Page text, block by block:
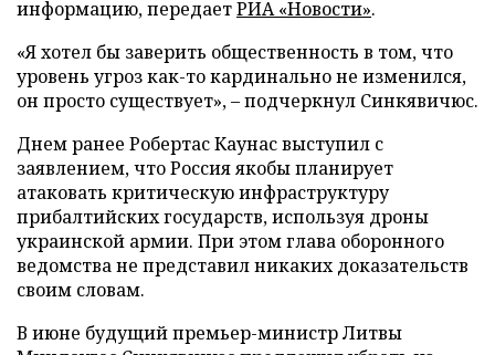
информацию, передаетРИА «Новости».
«Я хотел бы заверить общественность в том, что
уровень угроз как-то кардинально не изменился,
он просто существует», – подчеркнул Синкявичюс.
Днем ранее Робертас Каунас выступил с
заявлением, что Россия якобы планирует
атаковать критическую инфраструктуру
прибалтийских государств, используя дроны
украинской армии. При этом глава оборонного
ведомства не представил никаких доказательств
своим словам.
В июне будущий премьер-министр Литвы